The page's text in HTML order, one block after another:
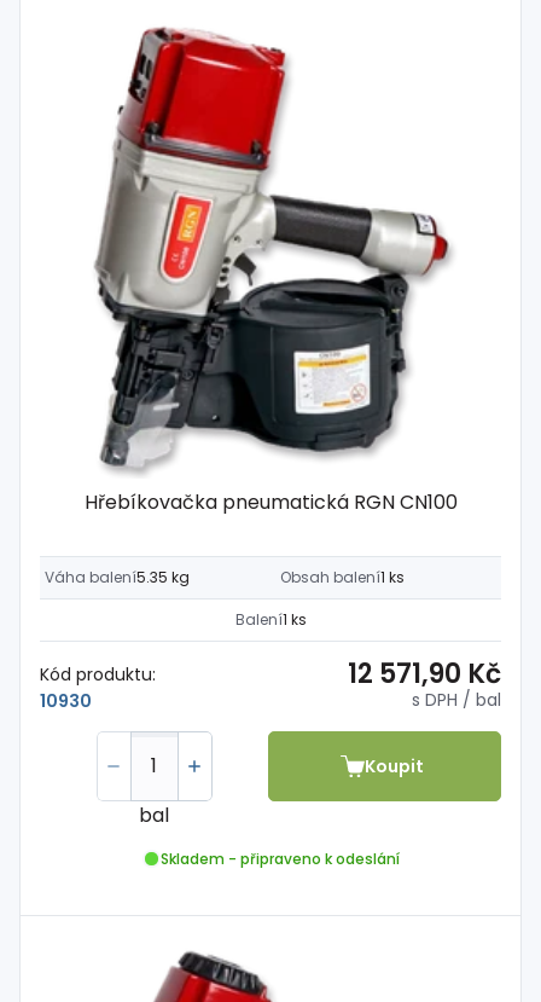
Hřebíkovačka pneumatická RGN CN100
Váha balení5.35 kg Obsah balení1 ks
Balení1 ks
Kód produktu:
10930
12 571,90 Kč
s DPH / bal
bal
Koupit
Skladem - připraveno k odeslání